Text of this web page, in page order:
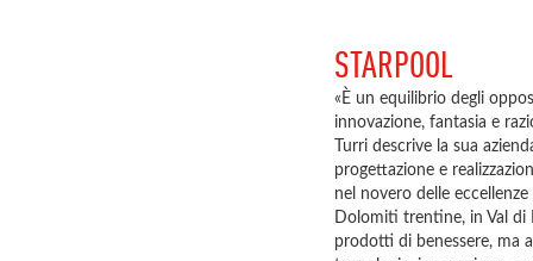
STARPOOL
«È un equilibrio degli
innovazione, fantasia e
Turri descrive la sua
progettazione e
nel novero delle
Dolomiti trentine, in Val di
prodotti di benessere, ma